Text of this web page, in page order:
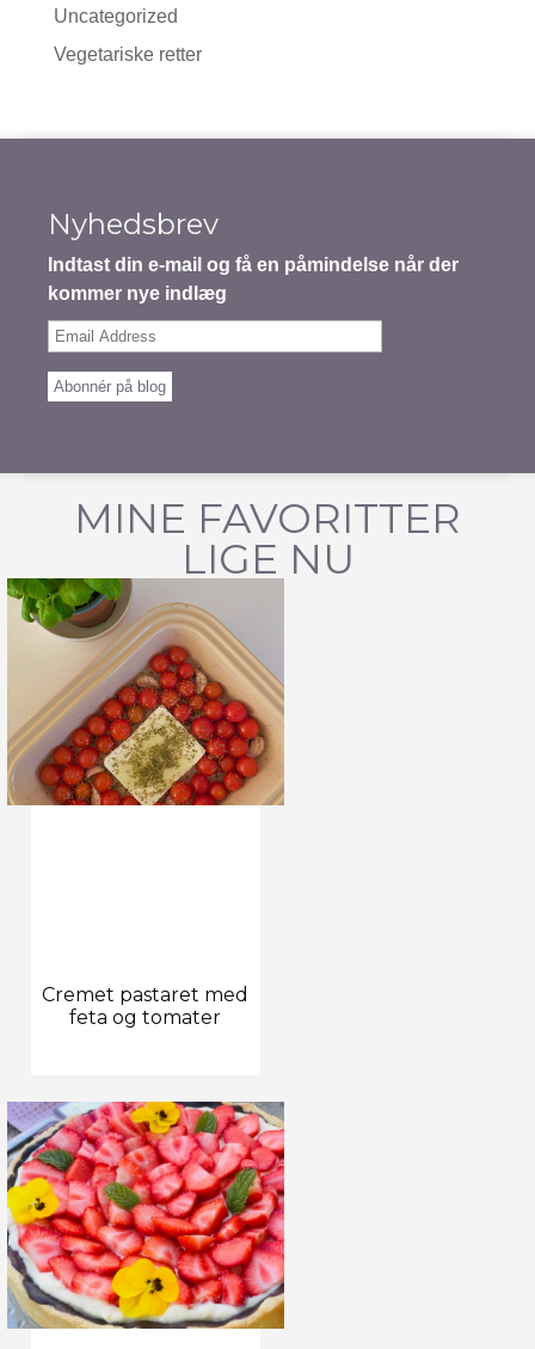
Uncategorized
Vegetariske retter
Nyhedsbrev
Indtast din e-mail og få en påmindelse når der
kommer nye indlæg
Email
Abonnér på blog
MINE FAVORITTER
LIGE NU
Cremet pastaret med
feta og tomater